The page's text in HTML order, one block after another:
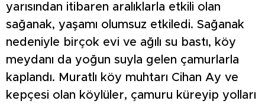
yarısından itibaren aralıklarla etkili olan
sağanak, yaşamı olumsuz etkiledi. Sağanak
nedeniyle birçok evi ve ağılı su bastı, köy
meydanı da yoğun suyla gelen çamurlarla
kaplandı. Muratlı köy muhtarı Cihan Ay ve
kepçesi olan köylüler, çamuru küreyip yolları